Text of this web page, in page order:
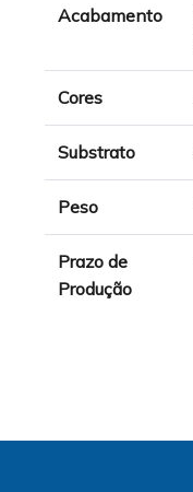
Acabamento
Cores
Substrato
Peso
Prazo de
Produção